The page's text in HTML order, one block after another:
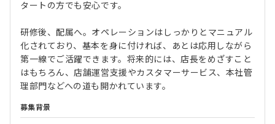
タートの方でも安心です。
研修後、配属へ。オペレーションはしっかりとマニュアル
化されており、基本を身に付ければ、あとは応用しながら
第一線でご活躍できます。将来的には、店長をめざすこと
はもちろん、店舗運営支援やカスタマーサービス、本社管
理部門などへの道も開かれています。
募集背景